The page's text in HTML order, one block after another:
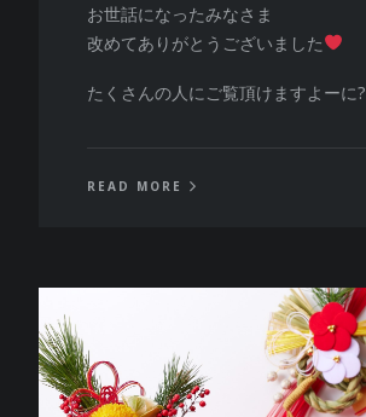
お世話になったみなさま
改めてありがとうございました
たくさんの人にご覧頂けますよーに?
READ MORE